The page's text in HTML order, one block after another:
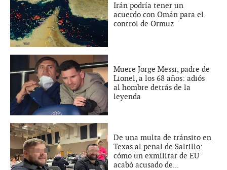
Irán podría tener un
acuerdo con Omán para el
control de Ormuz
Muere Jorge Messi, padre de
Lionel, a los 68 años: adiós
al hombre detrás de la
leyenda
De una multa de tránsito en
Texas al penal de Saltillo:
cómo un exmilitar de EU
acabó acusado de...